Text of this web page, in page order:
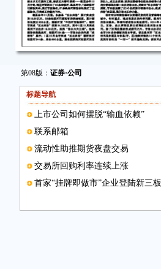
第08版： 证券·公司
标题导航
上市公司如何摆脱“输血依赖”
联系邮箱
流动性助推期货夜盘交易
交易所回购利率连续上涨
首家“挂牌即做市”企业登陆新三板